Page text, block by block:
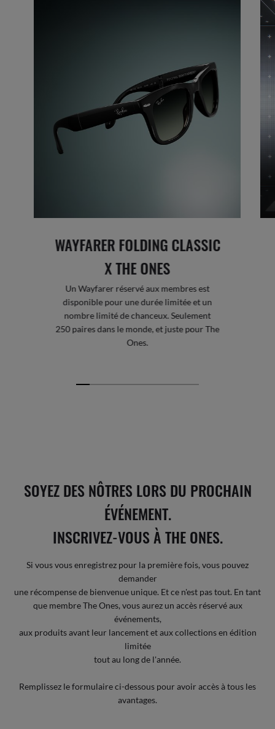
WAYFARER FOLDING CLASSIC
X THE ONES
Un Wayfarer réservé aux membres est
disponible pour une durée limitée et un
nombre limité de chanceux. Seulement
250 paires dans le monde, et juste pour The
Ones.
SOYEZ DES NÔTRES LORS DU PROCHAIN
ÉVÉNEMENT.
INSCRIVEZ-VOUS À THE ONES.
Si vous vous enregistrez pour la première fois, vous pouvez
demander
une récompense de bienvenue unique. Et ce n'est pas tout. En tant
que membre The Ones, vous aurez un accès réservé aux
événements,
aux produits avant leur lancement et aux collections en édition
limitée
tout au long de l'année.
Remplissez le formulaire ci-dessous pour avoir accès à tous les
avantages.